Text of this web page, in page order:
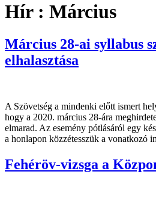
Hír : Március
Március 28-ai syllabus
elhalasztása
A Szövetség a mindenki előtt ismert
hogy a 2020. március 28-ára
elmarad. Az esemény pótlásáról egy
a honlapon közzétesszük a vonatkozó
Fehéröv-vizsga a